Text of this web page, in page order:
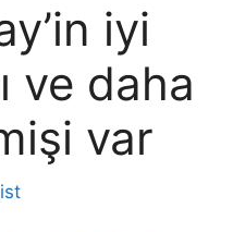
iyi
ve daha
var